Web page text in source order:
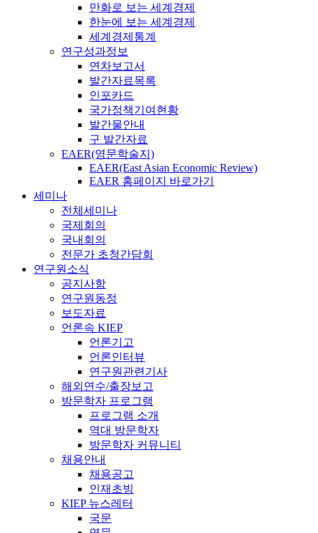
만화로 보는 세계경제
한눈에 보는 세계경제
세계경제통계
연구성과정보
연차보고서
발간자료목록
인포카드
국가정책기여현황
발간물안내
구 발간자료
EAER(영문학술지)
EAER(East Asian Economic Review)
EAER 홈페이지 바로가기
세미나
전체세미나
국제회의
국내회의
전문가 초청간담회
연구원소식
공지사항
연구원동정
보도자료
언론속 KIEP
언론기고
언론인터뷰
연구원관련기사
해외연수/출장보고
방문학자 프로그램
프로그램 소개
역대 방문학자
방문학자 커뮤니티
채용안내
채용공고
인재초빙
KIEP 뉴스레터
국문